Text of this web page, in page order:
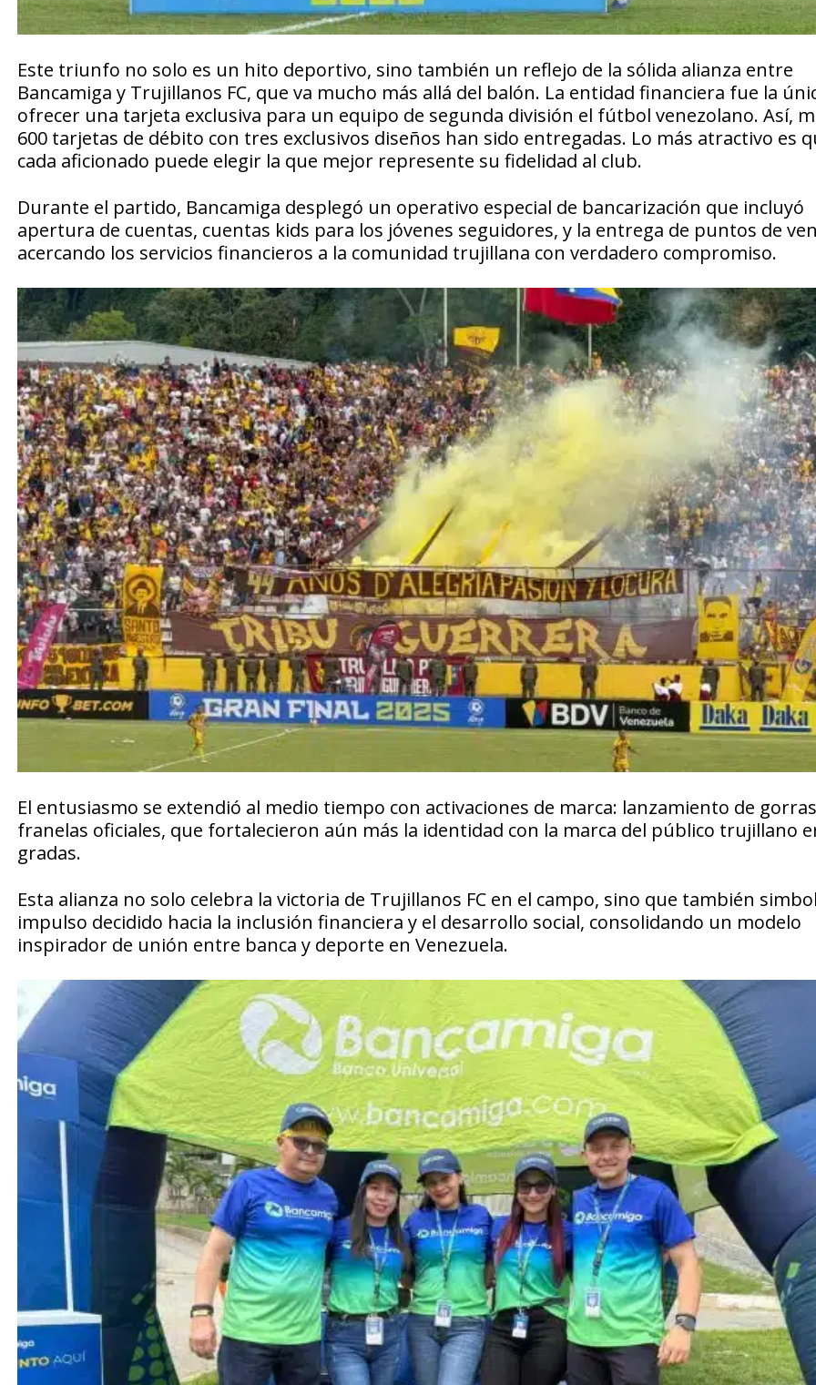
Este triunfo no solo es un hito deportivo, sino también un reflejo de la sólida alianza entre
Bancamiga y Trujillanos FC, que va mucho más allá del balón. La entidad financiera fue la
ofrecer una tarjeta exclusiva para un equipo de segunda división el fútbol venezolano. Así,
600 tarjetas de débito con tres exclusivos diseños han sido entregadas. Lo más atractivo es
cada aficionado puede elegir la que mejor represente su fidelidad al club.
Durante el partido, Bancamiga desplegó un operativo especial de bancarización que incluyó
apertura de cuentas, cuentas kids para los jóvenes seguidores, y la entrega de puntos de
acercando los servicios financieros a la comunidad trujillana con verdadero compromiso.
El entusiasmo se extendió al medio tiempo con activaciones de marca: lanzamiento de
franelas oficiales, que fortalecieron aún más la identidad con la marca del público trujillano
gradas.
Esta alianza no solo celebra la victoria de Trujillanos FC en el campo, sino que también
impulso decidido hacia la inclusión financiera y el desarrollo social, consolidando un modelo
inspirador de unión entre banca y deporte en Venezuela.